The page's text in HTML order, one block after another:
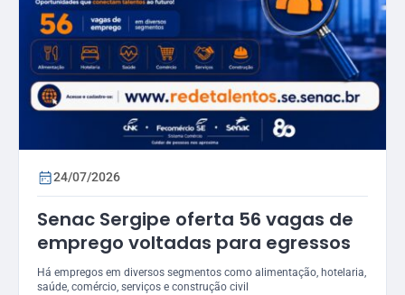
24/07/2026
Senac Sergipe oferta 56 vagas de
emprego voltadas para egressos
Há empregos em diversos segmentos como alimentação, hotelaria,
saúde, comércio, serviços e construção civil